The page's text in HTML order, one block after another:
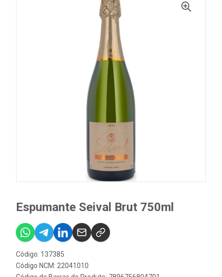
Espumante Seival Brut 750ml
Código: 137385
Código NCM: 22041010